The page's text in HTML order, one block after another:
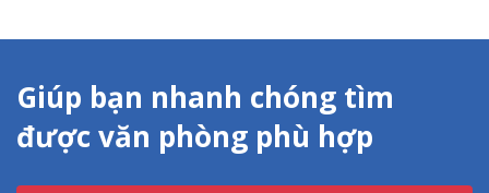
Giúp bạn nhanh chóng tìm
được văn phòng phù hợp